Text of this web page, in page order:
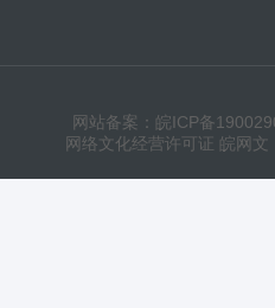
网站备案：皖ICP备
网络文化经营许可证 皖网